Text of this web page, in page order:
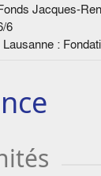
Jacques-
6
Lausanne :